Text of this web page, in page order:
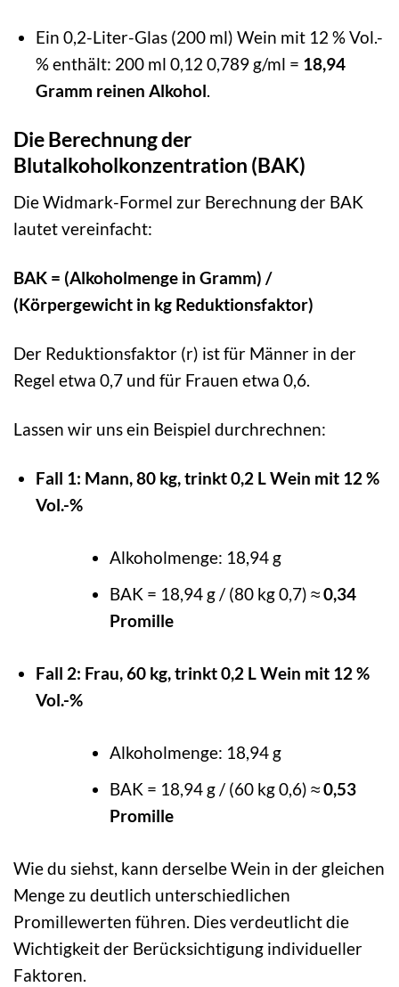
Ein 0,2-Liter-Glas (200 ml) Wein mit 12 % Vol.-
% enthält: 200 ml 0,12 0,789 g/ml = 18,94
Gramm reinen Alkohol.
Die Berechnung der
Blutalkoholkonzentration (BAK)
Die Widmark-Formel zur Berechnung der BAK
lautet vereinfacht:
BAK = (Alkoholmenge in Gramm) /
(Körpergewicht in kg Reduktionsfaktor)
Der Reduktionsfaktor (r) ist für Männer in der
Regel etwa 0,7 und für Frauen etwa 0,6.
Lassen wir uns ein Beispiel durchrechnen:
Fall 1: Mann, 80 kg, trinkt 0,2 L Wein mit 12 %
Vol.-%
Alkoholmenge: 18,94 g
BAK = 18,94 g / (80 kg 0,7) ≈0,34
Promille
Fall 2: Frau, 60 kg, trinkt 0,2 L Wein mit 12 %
Vol.-%
Alkoholmenge: 18,94 g
BAK = 18,94 g / (60 kg 0,6) ≈0,53
Promille
Wie du siehst, kann derselbe Wein in der gleichen
Menge zu deutlich unterschiedlichen
Promillewerten führen. Dies verdeutlicht die
Wichtigkeit der Berücksichtigung individueller
Faktoren.